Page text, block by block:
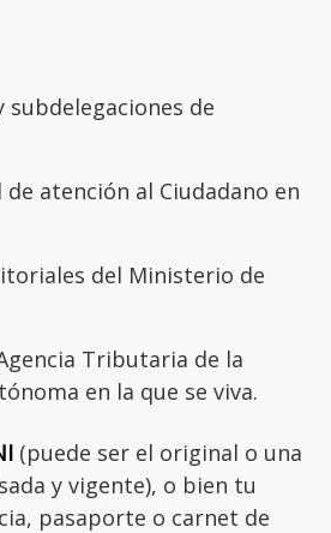
subdelegaciones de
atención al Ciudadano en
del Ministerio de
Tributaria de la
en la que se viva.
(puede ser el original o una
y vigente), o bien tu
pasaporte o carnet de